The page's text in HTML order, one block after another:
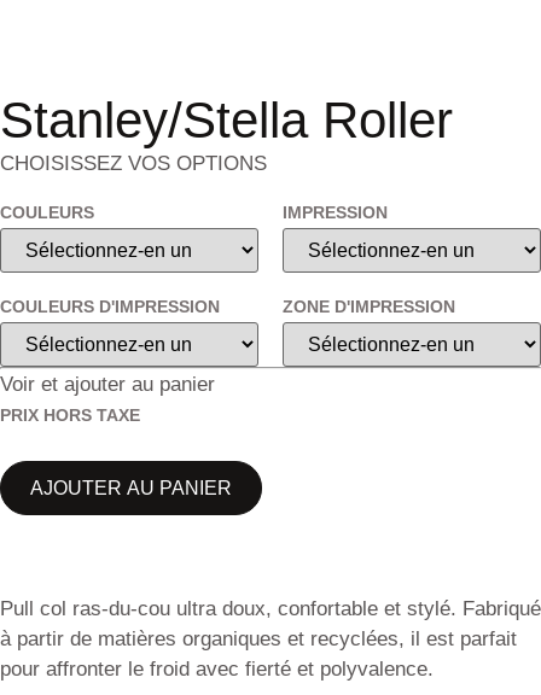
Stanley/Stella Roller
CHOISISSEZ VOS OPTIONS
COULEURS IMPRESSION
COULEURS D'IMPRESSION ZONE D'IMPRESSION
Voir et ajouter au panier
PRIX HORS TAXE
AJOUTER AU PANIER
Pull col ras-du-cou ultra doux, confortable et stylé. Fabriqué
à partir de matières organiques et recyclées, il est parfait
pour affronter le froid avec fierté et polyvalence.